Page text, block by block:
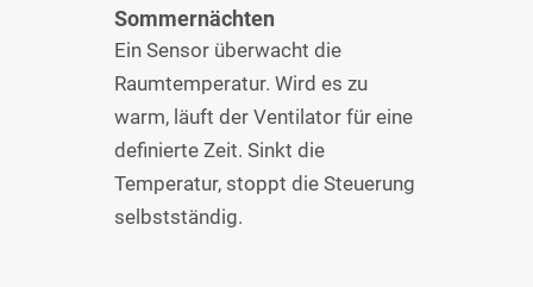
Sommernächten
Ein Sensor überwacht die
Raumtemperatur. Wird es zu
warm, läuft der Ventilator für eine
definierte Zeit. Sinkt die
Temperatur, stoppt die Steuerung
selbstständig.